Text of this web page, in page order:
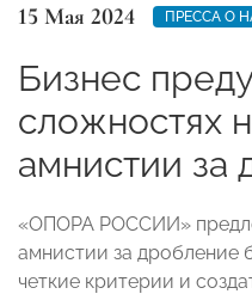
15 Мая 2024 ПРЕССА О
Бизнес
сложностях
амнистии за
«ОПОРА РОССИИ»
амнистии за дробление
четкие критерии и